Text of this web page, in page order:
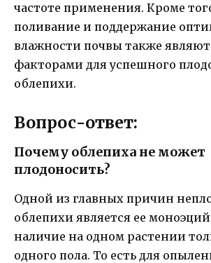
частоте применения. Кроме
поливание и поддержание
влажности почвы также
факторами для успешного
облепихи.
Вопрос-ответ:
Почему облепиха не может
плодоносить?
Одной из главных причин
облепихи является ее
наличие на одном растении
одного пола. То есть для